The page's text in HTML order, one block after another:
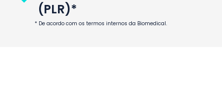
(PLR)*
* De acordo com os termos internos da Biomedical.